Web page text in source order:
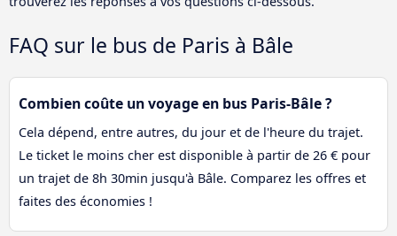
FAQ sur le bus de Paris à Bâle
Combien coûte un voyage en bus Paris-Bâle ?
Cela dépend, entre autres, du jour et de l'heure du trajet.
Le ticket le moins cher est disponible à partir de 26 € pour
un trajet de 8h 30min jusqu'à Bâle. Comparez les offres et
faites des économies !